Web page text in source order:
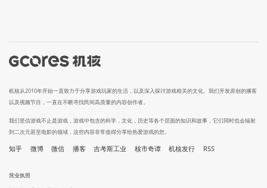
机核从2010年开始一直致力于分享游戏玩家的生活，以及深入探讨游戏相关的文化。我们开发原创的播客
以及视频节目，一直在不断寻找民间高质量的内容创作者。
我们坚信游戏不止是游戏，游戏中包含的科学，文化，历史等各个层面的知识和故事，它们同时也会辐射
到二次元甚至电影的领域，这些内容非常值得分享给热爱游戏的您。
知乎 微博 微信 播客 吉考斯工业 核市奇谭 机核发行 RSS
营业执照